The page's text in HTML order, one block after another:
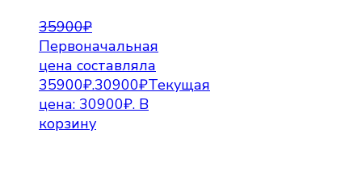
35900₽
Первоначальная
цена составляла
35900₽.30900₽Текущая
цена: 30900₽. В
корзину